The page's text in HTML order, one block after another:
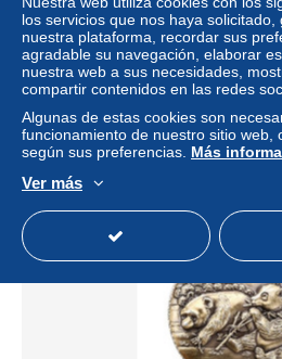
Montre Gousset NEUVE
± 19,54
Estatus
los servicios que nos haya
nuestra plataforma, recordar sus
agradable su navegación, elaborar
nuestra web a sus necesidades,
compartir contenidos en las redes
Algunas de estas cookies son
funcionamiento de nuestro sitio web,
según sus preferencias. Más
Ver más